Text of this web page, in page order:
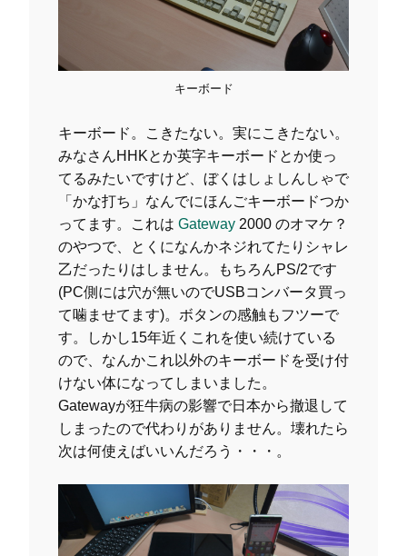
キーボード
キーボード。こきたない。実にこきたない。
みなさんHHKとか英字キーボードとか使っ
てるみたいですけど、ぼくはしょしんしゃで
「かな打ち」なんでにほんごキーボードつか
ってます。これは Gateway 2000 のオマケ？
のやつで、とくになんかネジれてたりシャレ
乙だったりはしません。もちろんPS/2です
(PC側には穴が無いのでUSBコンバータ買っ
て噛ませてます)。ボタンの感触もフツーで
す。しかし15年近くこれを使い続けている
ので、なんかこれ以外のキーボードを受け付
けない体になってしまいました。
Gatewayが狂牛病の影響で日本から撤退して
しまったので代わりがありません。壊れたら
次は何使えばいいんだろう・・・。